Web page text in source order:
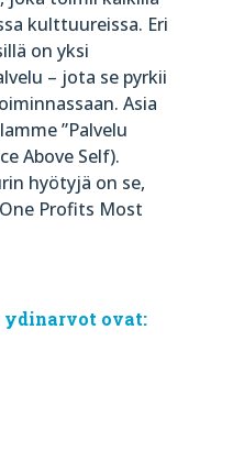
kulttuureissa. Eri
on yksi
– jota se pyrkii
Asia
”Palvelu
Above Self).
hyötyjä on se,
Profits Most
ovat: